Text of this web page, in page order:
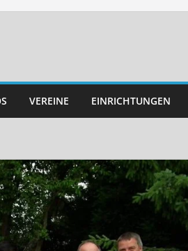
VEREINE EINRICHTUNGEN